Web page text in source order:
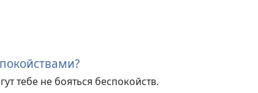
тебе не бояться беспокойств.